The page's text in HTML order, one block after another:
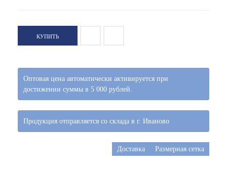
КУПИТЬ
Оптовая цена автоматически активируется при
достижении суммы в 5 000 рублей.
Продукция отправляется со склада в г. Иваново
Доставка Размерная сетка